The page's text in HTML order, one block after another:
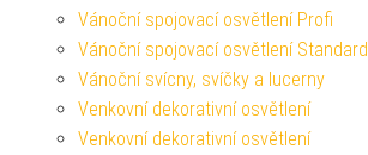
Vánoční spojovací osvětlení Profi
Vánoční spojovací osvětlení Standard
Vánoční svícny, svíčky a lucerny
Venkovní dekorativní osvětlení
Venkovní dekorativní osvětlení